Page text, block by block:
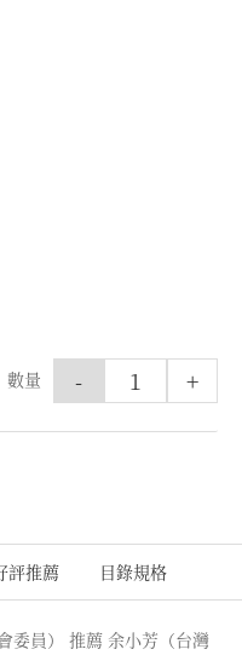
數量 +
-
評推薦 目錄規格
委員） 推薦 余小芳（台灣